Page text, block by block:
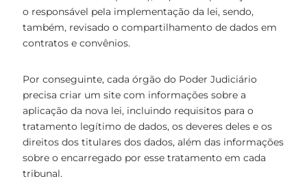
o responsável pela implementação da lei, sendo,
também, revisado o compartilhamento de dados em
contratos e convênios.
Por conseguinte, cada órgão do Poder Judiciário
precisa criar um site com informações sobre a
aplicação da nova lei, incluindo requisitos para o
tratamento legítimo de dados, os deveres deles e os
direitos dos titulares dos dados, além das informações
sobre o encarregado por esse tratamento em cada
tribunal.